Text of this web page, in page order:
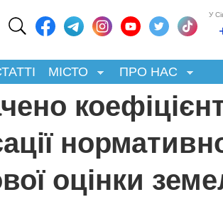
У
МІСТО ПРО НАС
оцінки